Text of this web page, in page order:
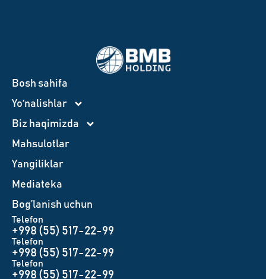
Bosh sahifa
Yo‘nalishlar
Biz haqimizda
Mahsulotlar
Yangiliklar
Mediateka
Bog’lanish uchun
Telefon
+998 (55) 517-22-99
Telefon
+998 (55) 517-22-99
Telefon
+998 (55) 517-22-99